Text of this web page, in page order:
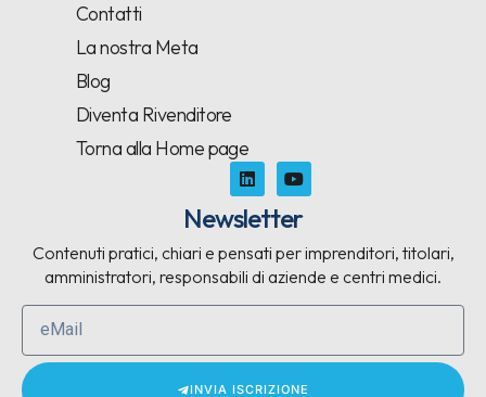
Contatti
La nostra Meta
Blog
Diventa Rivenditore
Torna alla Home page
Newsletter
Contenuti pratici, chiari e pensati per imprenditori, titolari,
amministratori, responsabili di aziende e centri medici.
INVIA ISCRIZIONE